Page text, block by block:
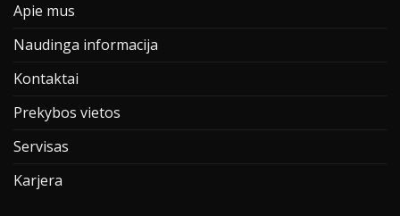
Apie mus
Naudinga informacija
Kontaktai
Prekybos vietos
Servisas
Karjera